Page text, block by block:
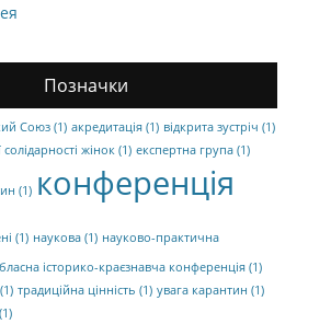
Позначки
Союз (1) акредитація (1) відкрита зустріч (1)
жінок (1) експертна група (1)
(1) конференція
(1) наукова (1) науково-практична
історико-краєзнавча конференція (1)
(1) традиційна цінність (1) увага карантин (1)
(1)